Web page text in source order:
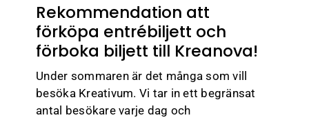
Rekommendation att
förköpa entrébiljett och
förboka biljett till Kreanova!
Under sommaren är det många som vill
besöka Kreativum. Vi tar in ett begränsat
antal besökare varje dag och